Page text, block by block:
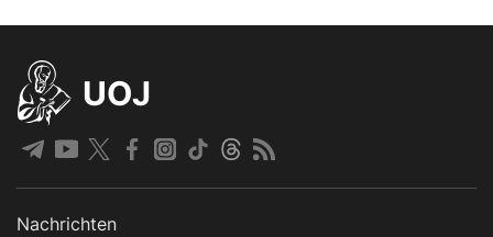
UOJ
Nachrichten